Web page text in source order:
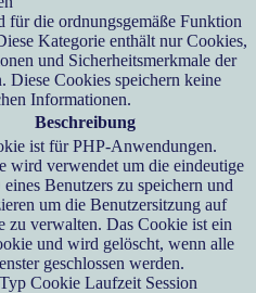
für die ordnungsgemäße Funktion
Kategorie enthält nur Cookies,
und Sicherheitsmerkmale der
Diese Cookies speichern keine
Informationen.
Beschreibung
ist für PHP-Anwendungen.
wird verwendet um die eindeutige
Benutzers zu speichern und
um die Benutzersitzung auf
zu verwalten. Das Cookie ist ein
und wird gelöscht, wenn alle
geschlossen werden.
Typ Cookie Laufzeit Session